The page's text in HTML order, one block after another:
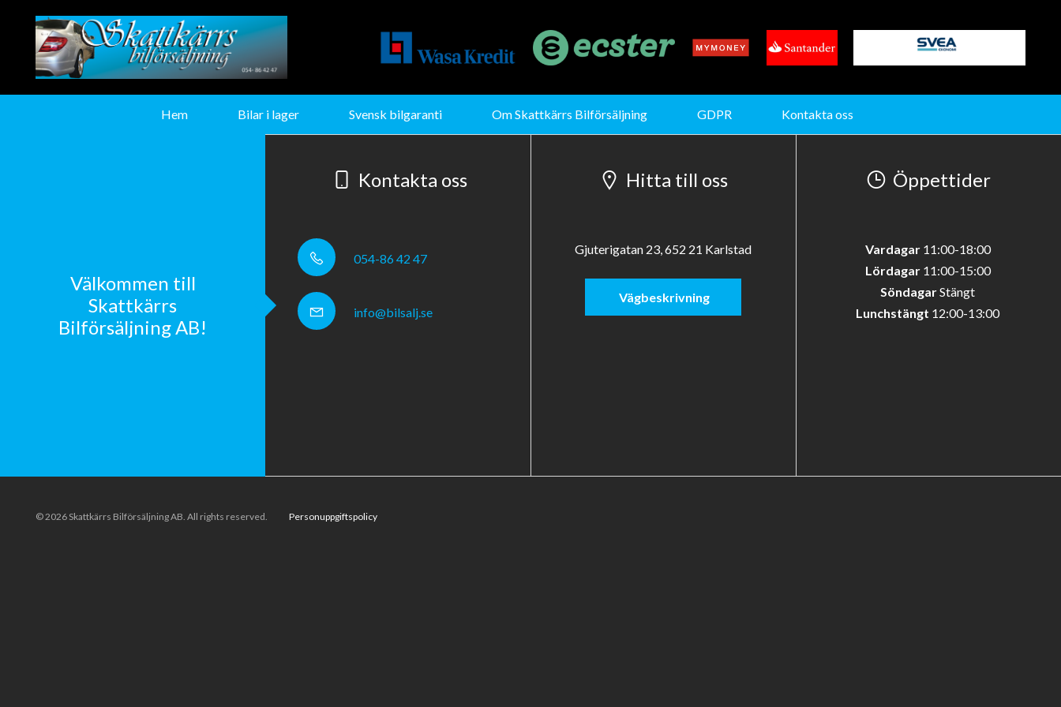
Hem Bilar i lager Svensk bilgaranti Om Skattkärrs Bilförsäljning GDPR Kontakta oss
Välkommen till
Skattkärrs
Bilförsäljning AB!
Kontakta oss
054-86 42 47
info@bilsalj.se
Hitta till oss
Gjuterigatan 23, 652 21 Karlstad
Vägbeskrivning
Öppettider
Vardagar11:00-18:00
Lördagar11:00-15:00
SöndagarStängt
Lunchstängt 12:00-13:00
© 2026 Skattkärrs Bilförsäljning AB. All rights reserved. Personuppgiftspolicy